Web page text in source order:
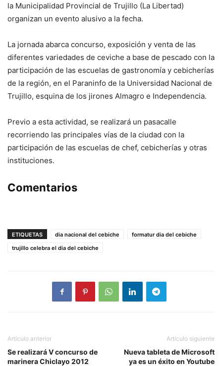
la Municipalidad Provincial de Trujillo (La Libertad)
organizan un evento alusivo a la fecha.
La jornada abarca concurso, exposición y venta de las
diferentes variedades de ceviche a base de pescado con la
participación de las escuelas de gastronomía y cebicherías
de la región, en el Paraninfo de la Universidad Nacional de
Trujillo, esquina de los jirones Almagro e Independencia.
Previo a esta actividad, se realizará un pasacalle
recorriendo las principales vías de la ciudad con la
participación de las escuelas de chef, cebicherías y otras
instituciones.
Comentarios
ETIQUETAS dia nacional del cebiche
formatur dia del cebiche
trujillo celebra el dia del cebiche
Artículo anterior
Se realizará V concurso de
marinera Chiclayo 2012
Artículo siguiente
Nueva tableta de Microsoft
ya es un éxito en Youtube